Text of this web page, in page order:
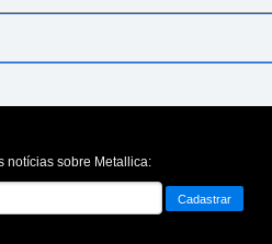
notícias sobre Metallica: